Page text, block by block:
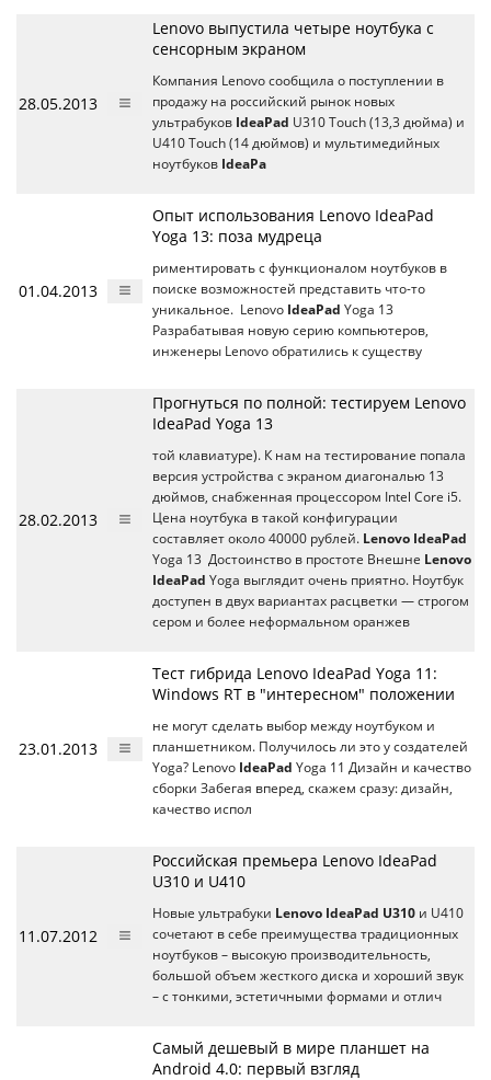
28.05.2013
Lenovo выпустила четыре ноутбука с
сенсорным экраном
Компания Lenovo сообщила о поступлении в
продажу на российский рынок новых
ультрабуков IdeaPad U310 Touch (13,3 дюйма) и
U410 Touch (14 дюймов) и мультимедийных
ноутбуков IdeaPa
01.04.2013
Опыт использования Lenovo IdeaPad
Yoga 13: поза мудреца
риментировать с функционалом ноутбуков в
поиске возможностей представить что-то
уникальное. Lenovo IdeaPad Yoga 13
Разрабатывая новую серию компьютеров,
инженеры Lenovo обратились к существу
28.02.2013
Прогнуться по полной: тестируем Lenovo
IdeaPad Yoga 13
той клавиатуре). К нам на тестирование попала
версия устройства с экраном диагональю 13
дюймов, снабженная процессором Intel Core i5.
Цена ноутбука в такой конфигурации
составляет около 40000 рублей. Lenovo IdeaPad
Yoga 13 Достоинство в простоте Внешне Lenovo
IdeaPad Yoga выглядит очень приятно. Ноутбук
доступен в двух вариантах расцветки — строгом
сером и более неформальном оранжев
23.01.2013
Тест гибрида Lenovo IdeaPad Yoga 11:
Windows RT в "интересном" положении
не могут сделать выбор между ноутбуком и
планшетником. Получилось ли это у создателей
Yoga? Lenovo IdeaPad Yoga 11 Дизайн и качество
сборки Забегая вперед, скажем сразу: дизайн,
качество испол
11.07.2012
Российская премьера Lenovo IdeaPad
U310 и U410
Новые ультрабуки Lenovo IdeaPad U310 и U410
сочетают в себе преимущества традиционных
ноутбуков – высокую производительность,
большой объем жесткого диска и хороший звук
– с тонкими, эстетичными формами и отлич
Самый дешевый в мире планшет на
Android 4.0: первый взгляд